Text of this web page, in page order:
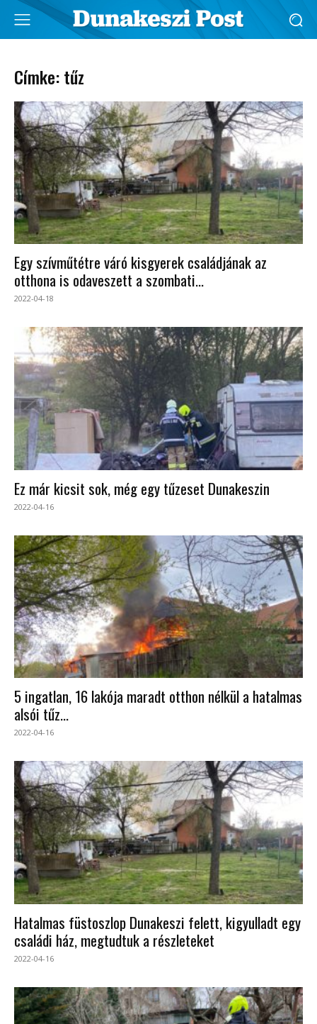
Címke: tűz
Egy szívműtétre váró kisgyerek családjának az
otthona is odaveszett a szombati...
2022-04-18
Ez már kicsit sok, még egy tűzeset Dunakeszin
2022-04-16
5 ingatlan, 16 lakója maradt otthon nélkül a hatalmas
alsói tűz...
2022-04-16
Hatalmas füstoszlop Dunakeszi felett, kigyulladt egy
családi ház, megtudtuk a részleteket
2022-04-16